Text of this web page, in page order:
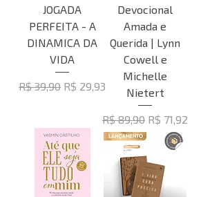
JOGADA
PERFEITA - A
DINAMICA DA
VIDA
Preço normal
R$ 39,90 Preço promocional
R$ 29,93
Devocional
Amada e
Querida | Lynn
Cowell e
Michelle
Nietert
Preço normal
R$ 89,90 Preço
R$ 71,92